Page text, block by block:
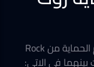
يخلط الكثيرون من ملاك السيارات بين أفلام الحماية من Rock